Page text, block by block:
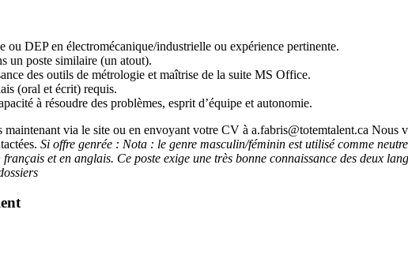
DEP en électromécanique/industrielle ou expérience pertinente.
un poste similaire (un atout).
des outils de métrologie et maîtrise de la suite MS Office.
(oral et écrit) requis.
à résoudre des problèmes, esprit d’équipe et autonomie.
via le site ou en envoyant votre CV à a.fabris@totemtalent.ca Nous
Si offre genrée : Nota : le genre masculin/féminin est utilisé comme
et en anglais. Ce poste exige une très bonne connaissance des deux